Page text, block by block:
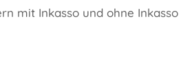
mit Inkasso und ohne Inkasso